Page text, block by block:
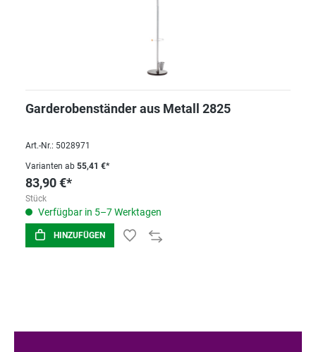
Garderobenständer aus Metall 2825
Art.-Nr.: 5028971
Varianten ab 55,41 €*
83,90 €*
Stück
Verfügbar in 5–7 Werktagen
HINZUFÜGEN